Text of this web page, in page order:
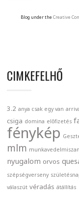
Blog under the Creative
CIMKEFELHŐ
3.2 anya csak egy van
csiga domina előfizetés
fénykép
mlm
nyugalom orvos
szépségverseny
válaszút véradás átállítás